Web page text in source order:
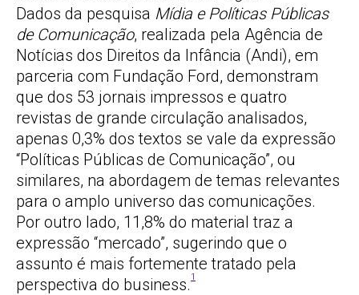
Dados da pesquisa Mídia e Políticas Públicas
de Comunicação, realizada pela Agência de
Notícias dos Direitos da Infância (Andi), em
parceria com Fundação Ford, demonstram
que dos 53 jornais impressos e quatro
revistas de grande circulação analisados,
apenas 0,3% dos textos se vale da expressão
“Políticas Públicas de Comunicação”, ou
similares, na abordagem de temas relevantes
para o amplo universo das comunicações.
Por outro lado, 11,8% do material traz a
expressão “mercado”, sugerindo que o
assunto é mais fortemente tratado pela
perspectiva do business. 1